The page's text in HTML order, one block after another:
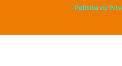
Política de